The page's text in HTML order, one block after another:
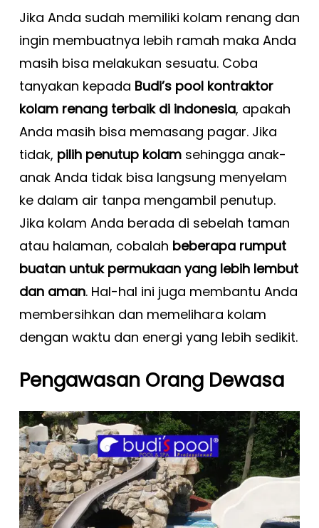
Jika Anda sudah memiliki kolam renang dan
ingin membuatnya lebih ramah maka Anda
masih bisa melakukan sesuatu. Coba
tanyakan kepada Budi’s pool kontraktor
kolam renang terbaik di indonesia, apakah
Anda masih bisa memasang pagar. Jika
tidak, pilih penutup kolamsehingga anak-
anak Anda tidak bisa langsung menyelam
ke dalam air tanpa mengambil penutup.
Jika kolam Anda berada di sebelah taman
atau halaman, cobalah beberapa rumput
buatan untuk permukaan yang lebih lembut
dan aman. Hal-hal ini juga membantu Anda
membersihkan dan memelihara kolam
dengan waktu dan energi yang lebih sedikit.
Pengawasan Orang Dewasa